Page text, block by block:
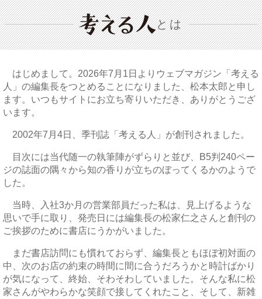
とは
はじめまして。2026年7月1日よりウェブマガジン「考える
人」の編集長をつとめることになりました、松本太郎と申し
ます。いつもサイトにお立ち寄りいただき、ありがとうござ
います。
2002年7月4日、季刊誌「考える人」が創刊されました。
目次には当代随一の執筆陣がずらりと並び、B5判240ペー
ジの誌面の隅々から知の香りが立ちのぼってくるかのようで
した。
当時、入社3か月の営業部員だった私は、見上げるような
思いで手に取り、発売日には編集長の松家仁之さんと創刊の
ご挨拶のために書店にうかがいました。
まだ書店訪問にも慣れておらず、編集長ともほぼ初対面の
中、次のお店の約束の時間に間に合うだろうかと時計ばかり
が気になって、終始、そわそわしていました。そんな私に松
家さんがやわらかな笑顔で接してくれたこと、そして、新雑